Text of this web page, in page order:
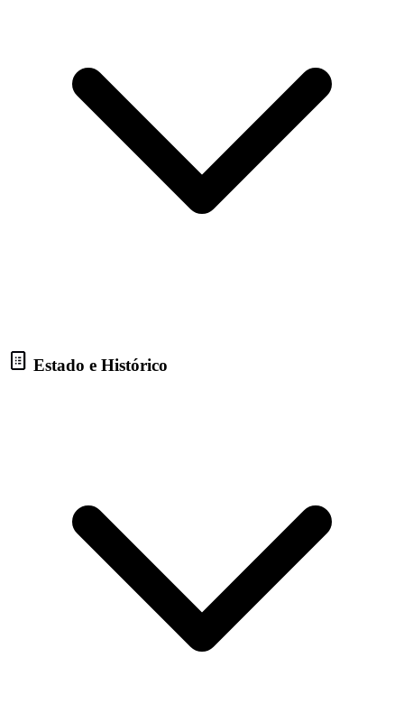
Estado e Histórico